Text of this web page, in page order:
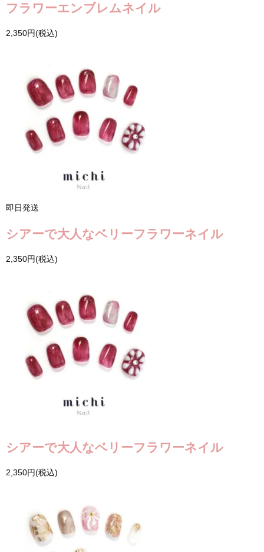
フラワーエンブレムネイル
2,350円(税込)
即日発送
シアーで大人なベリーフラワーネイル
2,350円(税込)
シアーで大人なベリーフラワーネイル
2,350円(税込)